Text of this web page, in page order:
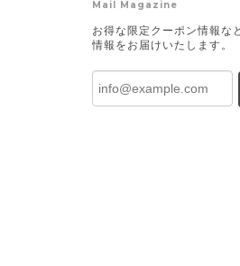
Mail Magazine
お得な限定クーポン情報な
情報をお届けいたします。